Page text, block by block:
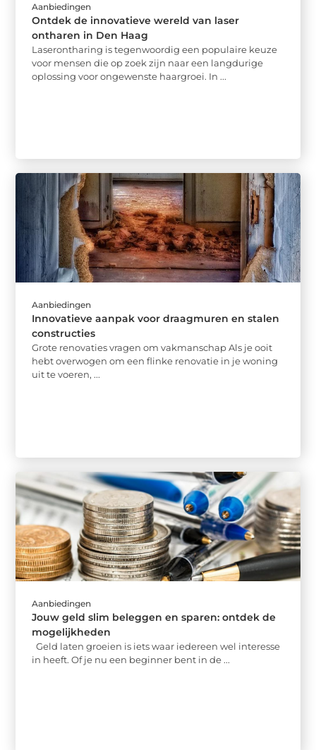
Aanbiedingen
Ontdek de innovatieve wereld van laser
ontharen in Den Haag
Laserontharing is tegenwoordig een populaire keuze
voor mensen die op zoek zijn naar een langdurige
oplossing voor ongewenste haargroei. In ...
Aanbiedingen
Innovatieve aanpak voor draagmuren en stalen
constructies
Grote renovaties vragen om vakmanschap Als je ooit
hebt overwogen om een flinke renovatie in je woning
uit te voeren, ...
Aanbiedingen
Jouw geld slim beleggen en sparen: ontdek de
mogelijkheden
Geld laten groeien is iets waar iedereen wel interesse
in heeft. Of je nu een beginner bent in de ...